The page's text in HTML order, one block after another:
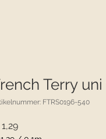
Terry
FTRS0196-540
Preis